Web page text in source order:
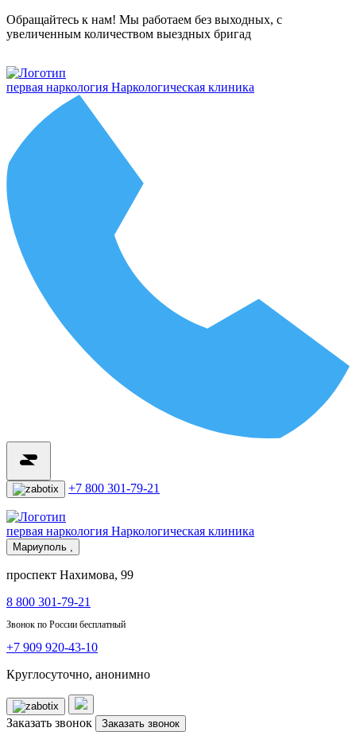
Обращайтесь к нам! Мы работаем без выходных, с
увеличенным количеством выездных бригад
первая наркология Наркологическая клиника
+7 800 301-79-21
первая наркология Наркологическая клиника
Мариуполь ,
проспект Нахимова, 99
8 800 301-79-21
Звонок по России бесплатный
+7 909 920-43-10
Круглосуточно, анонимно
Заказать звонок Заказать звонок